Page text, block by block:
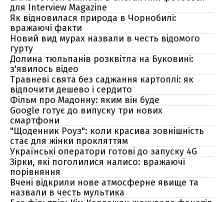
для Interview Magazine
Як відновилася природа в Чорнобилі:
вражаючі факти
Новий вид мурах назвали в честь відомого
гурту
Долина тюльпанів розквітла на Буковині:
з'явилось відео
Травневі свята без саджання картоплі: як
відпочити дешево і сердито
Фільм про Мадонну: яким він буде
Google готує до випуску три нових
смартфони
"Щоденник Роуз": коли красива зовнішність
стає для жінки прокляттям
Українські оператори готові до запуску 4G
Зірки, які поголилися налисо: вражаючі
порівняння
Вчені відкрили нове атмосферне явище та
назвали в честь мультика